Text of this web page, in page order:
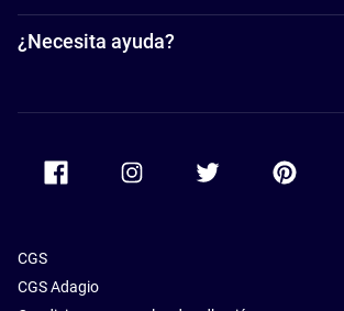
¿Necesita ayuda?
CGS
CGS Adagio